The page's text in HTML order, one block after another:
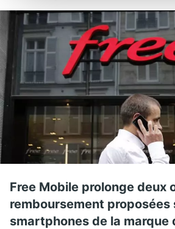
Free Mobile prolonge deux
remboursement proposées
smartphones de la marque